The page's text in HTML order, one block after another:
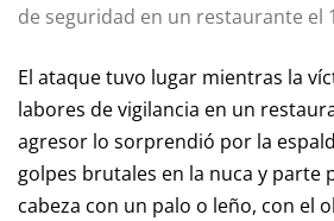
de seguridad en un restaurante el
El ataque tuvo lugar mientras la
labores de vigilancia en un
agresor lo sorprendió por la
golpes brutales en la nuca y parte
cabeza con un palo o leño, con el